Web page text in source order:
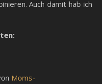
Auch damit hab ich
Moms-